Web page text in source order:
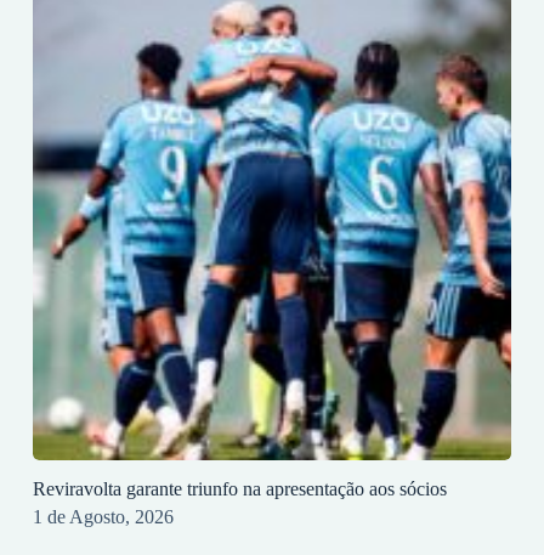
Reviravolta garante triunfo na apresentação aos sócios
1 de Agosto, 2026